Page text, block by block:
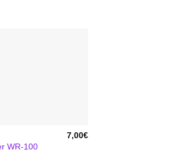
WR-100
7,00€